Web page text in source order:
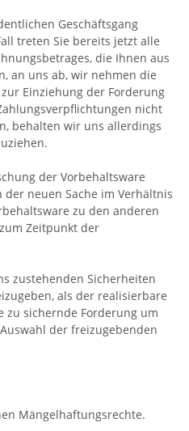
Geschäftsgang
treten Sie bereits jetzt alle
die Ihnen aus
an uns ab, wir nehmen die
Einziehung der Forderung
nicht
behalten wir uns allerdings
der Vorbehaltsware
neuen Sache im Verhältnis
zu den anderen
Zeitpunkt der
zustehenden Sicherheiten
als der realisierbare
zu sichernde Forderung um
der freizugebenden
Mängelhaftungsrechte.